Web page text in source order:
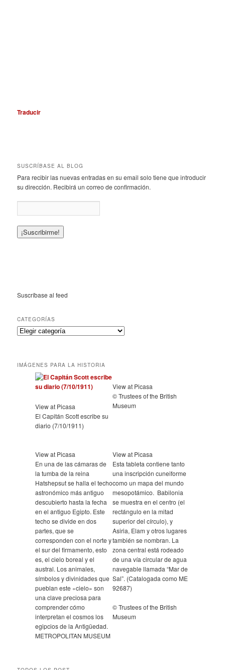
Traducir
SUSCRÍBASE AL BLOG
Para recibir las nuevas entradas en su email solo tiene que introducir
su dirección. Recibirá un correo de confirmación.
Suscríbase al feed
CATEGORÍAS
IMÁGENES PARA LA HISTORIA
View at Picasa
El Capitán Scott escribe su
diario (7/10/1911)
View at Picasa
© Trustees of the British
Museum
View at Picasa
En una de las cámaras de
la tumba de la reina
Hatshepsut se halla el techo
astronómico más antiguo
descubierto hasta la fecha
en el antiguo Egipto. Este
techo se divide en dos
partes, que se
corresponden con el norte y
el sur del firmamento, esto
es, el cielo boreal y el
austral. Los animales,
símbolos y divinidades que
pueblan este «cielo» son
una clave preciosa para
comprender cómo
interpretan el cosmos los
egipcios de la Antigüedad.
METROPOLITAN MUSEUM
View at Picasa
Esta tableta contiene tanto
una inscripción cuneiforme
como un mapa del mundo
mesopotámico. Babilonia
se muestra en el centro (el
rectángulo en la mitad
superior del círculo), y
Asiria, Elam y otros lugares
también se nombran. La
zona central está rodeado
de una vía circular de agua
navegable llamada “Mar de
Sal”. (Catalogada como ME
92687)
© Trustees of the British
Museum